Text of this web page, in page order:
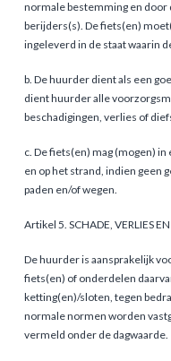
normale bestemming en
berijders(s). De fiets(en)
ingeleverd in de staat waarin
b. De huurder dient als een
dient huurder alle
beschadigingen, verlies of
c. De fiets(en) mag (mogen)
en op het strand, indien geen
paden en/of wegen.
Artikel 5. SCHADE, VERLIES EN
De huurder is aansprakelijk
fiets(en) of onderdelen
ketting(en)/sloten, tegen
normale normen worden
vermeld onder de dagwaarde.